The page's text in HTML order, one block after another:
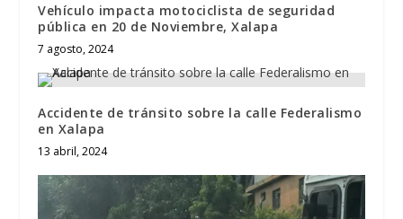
Vehículo impacta motociclista de seguridad
pública en 20 de Noviembre, Xalapa
7 agosto, 2024
Accidente de tránsito sobre la calle Federalismo
en Xalapa
13 abril, 2024